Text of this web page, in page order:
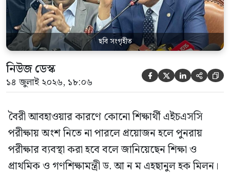
পদক্ষেপ […]
ছবি সংগৃহীত
নিউজ ডেস্ক
১৪ জুলাই ২০২৬, ১৮:০৬     
বৈরী আবহাওয়ার কারণে কোনো শিক্ষার্থী এইচএসসি
পরীক্ষায় অংশ নিতে না পারলে প্রয়োজন হলে পুনরায়
পরীক্ষার ব্যবস্থা করা হবে বলে জানিয়েছেন শিক্ষা ও
প্রাথমিক ও গণশিক্ষামন্ত্রী ড. আ ন ম এহছানুল হক মিলন।